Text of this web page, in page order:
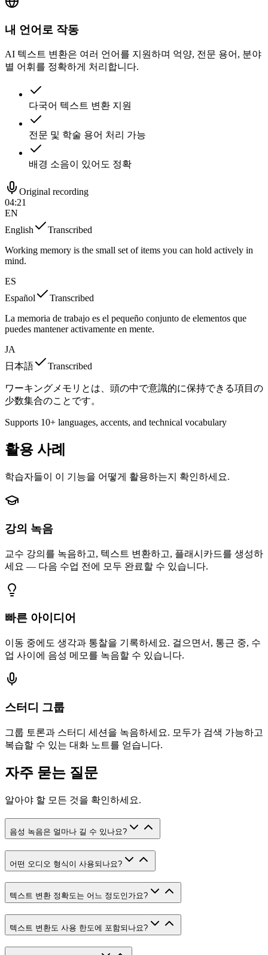
내 언어로 작동
AI 텍스트 변환은 여러 언어를 지원하며 억양, 전문 용어, 분야
별 어휘를 정확하게 처리합니다.
다국어 텍스트 변환 지원
전문 및 학술 용어 처리 가능
배경 소음이 있어도 정확
Original recording
04:21
EN
English
Transcribed
Working memory is the small set of items you can hold actively in
mind.
ES
Español
Transcribed
La memoria de trabajo es el pequeño conjunto de elementos que
puedes mantener activamente en mente.
JA
日本語
Transcribed
ワーキングメモリとは、頭の中で意識的に保持できる項目の
少数集合のことです。
Supports 10+ languages, accents, and technical vocabulary
활용 사례
학습자들이 이 기능을 어떻게 활용하는지 확인하세요.
강의 녹음
교수 강의를 녹음하고, 텍스트 변환하고, 플래시카드를 생성하
세요 — 다음 수업 전에 모두 완료할 수 있습니다.
빠른 아이디어
이동 중에도 생각과 통찰을 기록하세요. 걸으면서, 통근 중, 수
업 사이에 음성 메모를 녹음할 수 있습니다.
스터디 그룹
그룹 토론과 스터디 세션을 녹음하세요. 모두가 검색 가능하고
복습할 수 있는 대화 노트를 얻습니다.
자주 묻는 질문
알아야 할 모든 것을 확인하세요.
음성 녹음은 얼마나 길 수 있나요?
어떤 오디오 형식이 사용되나요?
텍스트 변환 정확도는 어느 정도인가요?
텍스트 변환도 사용 한도에 포함되나요?